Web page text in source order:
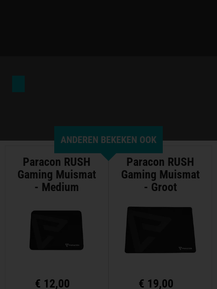
ANDEREN BEKEKEN OOK
Paracon RUSH
Gaming Muismat
- Medium
€ 12,00
Paracon RUSH
Gaming Muismat
- Groot
€ 19,00